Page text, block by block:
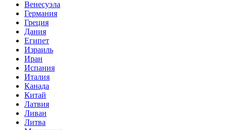
Венесуэла
Германия
Греция
Дания
Египет
Израиль
Иран
Испания
Италия
Канада
Китай
Латвия
Ливан
Литва